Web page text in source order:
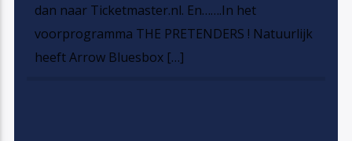
dan naar Ticketmaster.nl. En…….In het
voorprogramma THE PRETENDERS ! Natuurlijk
heeft Arrow Bluesbox […]